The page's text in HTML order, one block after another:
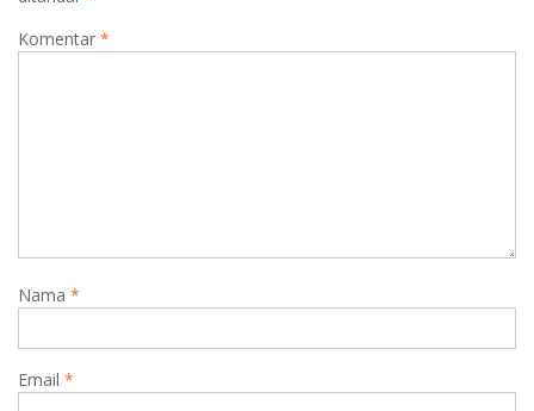
Komentar *
Nama *
Email *